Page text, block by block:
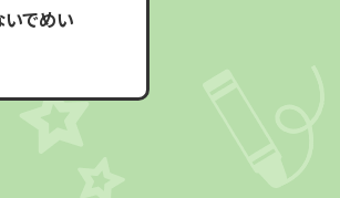
いでめい